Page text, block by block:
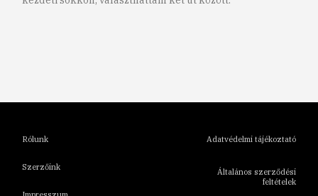
Rólunk
Szerzőink
Adatvédelmi tájékoztató
Általános szerződési
feltételek